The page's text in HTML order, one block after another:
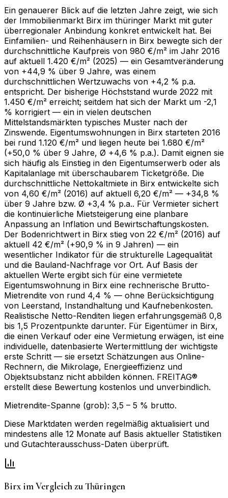
Ein genauerer Blick auf die letzten Jahre zeigt, wie sich
der Immobilienmarkt Birx im thüringer Markt mit guter
überregionaler Anbindung konkret entwickelt hat. Bei
Einfamilien- und Reihenhäusern in Birx bewegte sich der
durchschnittliche Kaufpreis von 980 €/m² im Jahr 2016
auf aktuell 1.420 €/m² (2025) — ein Gesamtveränderung
von +44,9 % über 9 Jahre, was einem
durchschnittlichen Wertzuwachs von +4,2 % p.a.
entspricht. Der bisherige Höchststand wurde 2022 mit
1.450 €/m² erreicht; seitdem hat sich der Markt um -2,1
% korrigiert — ein in vielen deutschen
Mittelstandsmärkten typisches Muster nach der
Zinswende. Eigentumswohnungen in Birx starteten 2016
bei rund 1.120 €/m² und liegen heute bei 1.680 €/m²
(+50,0 % über 9 Jahre, Ø +4,6 % p.a.). Damit eignen sie
sich häufig als Einstieg in den Eigentumserwerb oder als
Kapitalanlage mit überschaubarem Ticketgröße. Die
durchschnittliche Nettokaltmiete in Birx entwickelte sich
von 4,60 €/m² (2016) auf aktuell 6,20 €/m² — +34,8 %
über 9 Jahre bzw. Ø +3,4 % p.a.. Für Vermieter sichert
die kontinuierliche Mietsteigerung eine planbare
Anpassung an Inflation und Bewirtschaftungskosten.
Der Bodenrichtwert in Birx stieg von 22 €/m² (2016) auf
aktuell 42 €/m² (+90,9 % in 9 Jahren) — ein
wesentlicher Indikator für die strukturelle Lagequalität
und die Bauland-Nachfrage vor Ort. Auf Basis der
aktuellen Werte ergibt sich für eine vermietete
Eigentumswohnung in Birx eine rechnerische Brutto-
Mietrendite von rund 4,4 % — ohne Berücksichtigung
von Leerstand, Instandhaltung und Kaufnebenkosten.
Realistische Netto-Renditen liegen erfahrungsgemäß 0,8
bis 1,5 Prozentpunkte darunter. Für Eigentümer in Birx,
die einen Verkauf oder eine Vermietung erwägen, ist eine
individuelle, datenbasierte Wertermittlung der wichtigste
erste Schritt — sie ersetzt Schätzungen aus Online-
Rechnern, die Mikrolage, Energieeffizienz und
Objektsubstanz nicht abbilden können. FREITAG®
erstellt diese Bewertung kostenlos und unverbindlich.
Mietrendite-Spanne (grob): 3,5 – 5 % brutto.
Diese Marktdaten werden regelmäßig aktualisiert und
mindestens alle 12 Monate auf Basis aktueller Statistiken
und Gutachterausschuss-Daten überprüft.
Birx im Vergleich zuThüringen